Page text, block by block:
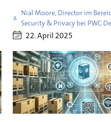
Nial Moore, Director im
Security & Privacy bei PWC
22. April 2025